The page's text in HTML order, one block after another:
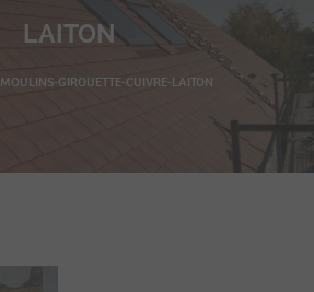
LAITON
MOULINS-GIROUETTE-CUIVRE-LAITON